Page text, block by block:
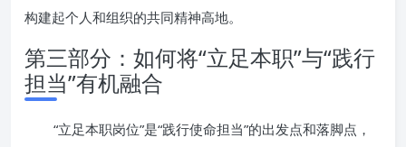
构建起个人和组织的共同精神高地。
第三部分：如何将“立足本职”与“践行
担当”有机融合
“立足本职岗位”是“践行使命担当”的出发点和落脚点，